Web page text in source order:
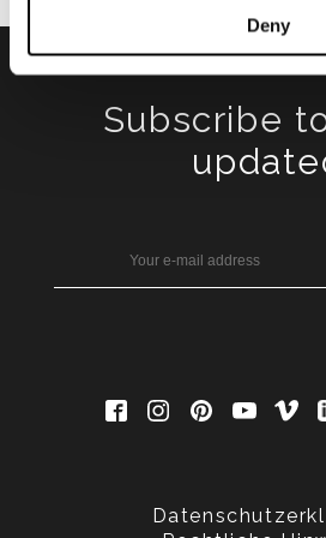
Deny
Subscribe